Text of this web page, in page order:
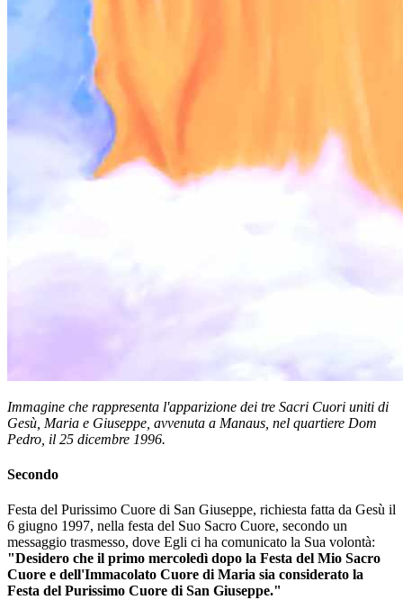
Immagine che rappresenta l'apparizione dei tre Sacri Cuori uniti di
Gesù, Maria e Giuseppe, avvenuta a Manaus, nel quartiere Dom
Pedro, il 25 dicembre 1996.
Secondo
Festa del Purissimo Cuore di San Giuseppe, richiesta fatta da Gesù il
6 giugno 1997, nella festa del Suo Sacro Cuore, secondo un
messaggio trasmesso, dove Egli ci ha comunicato la Sua volontà:
"Desidero che il primo mercoledì dopo la Festa del Mio Sacro
Cuore e dell'Immacolato Cuore di Maria sia considerato la
Festa del Purissimo Cuore di San Giuseppe."